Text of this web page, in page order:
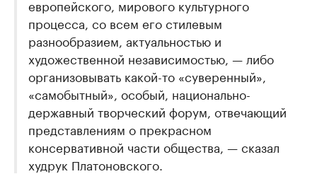
европейского, мирового культурного
процесса, со всем его стилевым
разнообразием, актуальностью и
художественной независимостью, — либо
организовывать какой-то «суверенный»,
«самобытный», особый, национально-
державный творческий форум, отвечающий
представлениям о прекрасном
консервативной части общества, — сказал
худрук Платоновского.